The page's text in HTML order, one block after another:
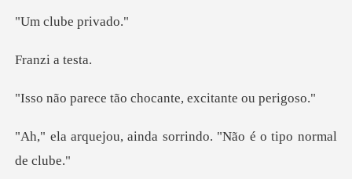
ube pr
i a t
ão chocante, excit
nda sorrindo. "Não é o